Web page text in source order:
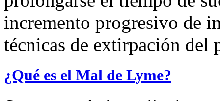
incremento progresivo de
técnicas de extirpación del
¿Qué es el Mal de Lyme?